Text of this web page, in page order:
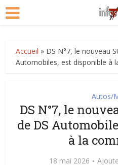
Accueil » DS N°7, le nouveau
Automobiles, est disponible à
Autos/
DS N°7, le
de DS
à la
18 mai 2026